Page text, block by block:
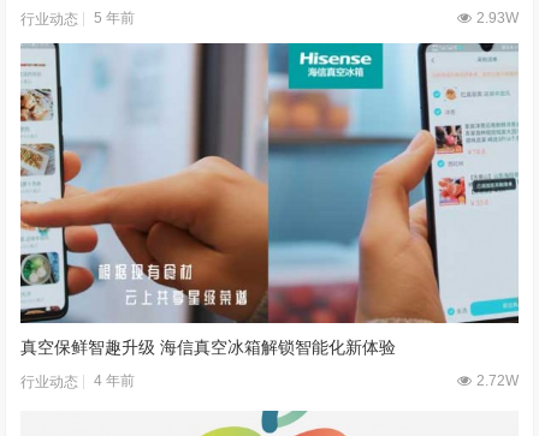
行业动态 5 年前 2.93W
真空保鲜智趣升级 海信真空冰箱解锁智能化新体验
行业动态 4 年前 2.72W